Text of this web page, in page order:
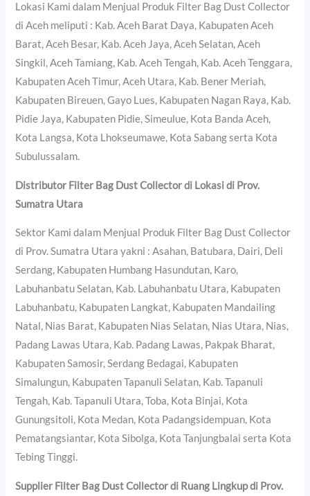
Lokasi Kami dalam Menjual Produk Filter Bag Dust Collector
di Aceh meliputi : Kab. Aceh Barat Daya, Kabupaten Aceh
Barat, Aceh Besar, Kab. Aceh Jaya, Aceh Selatan, Aceh
Singkil, Aceh Tamiang, Kab. Aceh Tengah, Kab. Aceh Tenggara,
Kabupaten Aceh Timur, Aceh Utara, Kab. Bener Meriah,
Kabupaten Bireuen, Gayo Lues, Kabupaten Nagan Raya, Kab.
Pidie Jaya, Kabupaten Pidie, Simeulue, Kota Banda Aceh,
Kota Langsa, Kota Lhokseumawe, Kota Sabang serta Kota
Subulussalam.
Distributor Filter Bag Dust Collector di Lokasi di Prov.
Sumatra Utara
Sektor Kami dalam Menjual Produk Filter Bag Dust Collector
di Prov. Sumatra Utara yakni : Asahan, Batubara, Dairi, Deli
Serdang, Kabupaten Humbang Hasundutan, Karo,
Labuhanbatu Selatan, Kab. Labuhanbatu Utara, Kabupaten
Labuhanbatu, Kabupaten Langkat, Kabupaten Mandailing
Natal, Nias Barat, Kabupaten Nias Selatan, Nias Utara, Nias,
Padang Lawas Utara, Kab. Padang Lawas, Pakpak Bharat,
Kabupaten Samosir, Serdang Bedagai, Kabupaten
Simalungun, Kabupaten Tapanuli Selatan, Kab. Tapanuli
Tengah, Kab. Tapanuli Utara, Toba, Kota Binjai, Kota
Gunungsitoli, Kota Medan, Kota Padangsidempuan, Kota
Pematangsiantar, Kota Sibolga, Kota Tanjungbalai serta Kota
Tebing Tinggi.
Supplier Filter Bag Dust Collector di Ruang Lingkup di Prov.